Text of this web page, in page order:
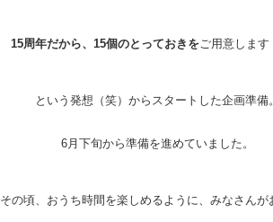
15周年だから、15個のとっておきをご用意します
という発想（笑）からスタートした企画準備。
6月下旬から準備を進めていました。
その頃、おうち時間を楽しめるように、みなさんが